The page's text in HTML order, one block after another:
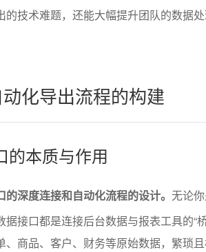
技术难题，还能大幅提升团队的数据
化导出流程的构建
的本质与作用
深度连接和自动化流程的设计。 无论
接口都是连接后台数据与报表工具的“
商品、客户、财务等原始数据，繁琐